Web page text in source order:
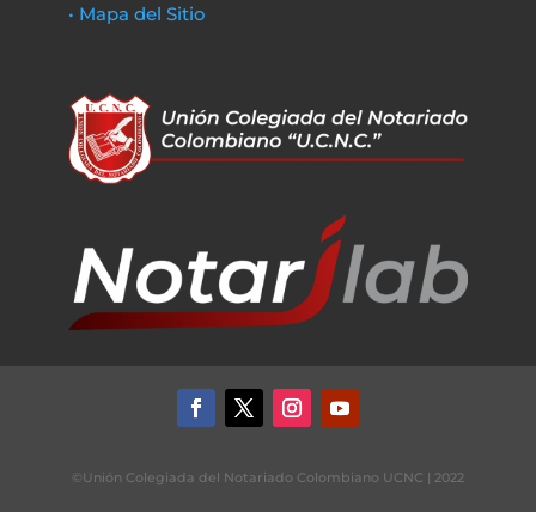
• Mapa del Sitio
©Unión Colegiada del Notariado Colombiano UCNC | 2022